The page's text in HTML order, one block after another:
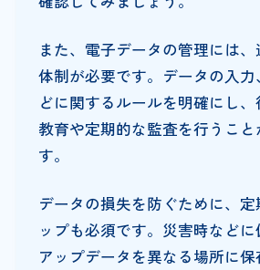
また、電子データの管理には
体制が必要です。データの入
どに関するルールを明確にし
教育や定期的な監査を行うこ
す。
データの損失を防ぐために、
ップも必須です。災害時など
アップデータを異なる場所に